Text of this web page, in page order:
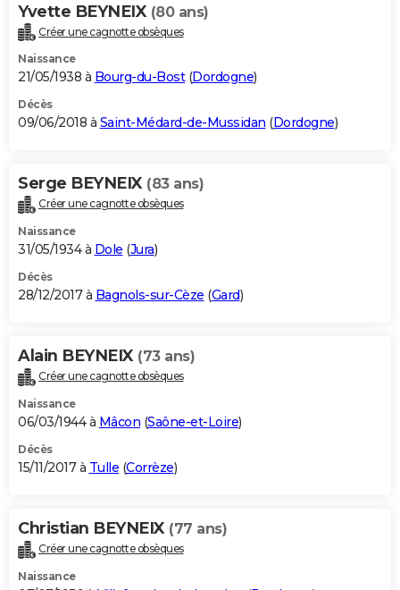
Yvette BEYNEIX (80 ans)
Créer une cagnotte obsèques
Naissance
21/05/1938 à Bourg-du-Bost(Dordogne)
Décès
09/06/2018 à Saint-Médard-de-Mussidan (Dordogne)
Serge BEYNEIX (83 ans)
Créer une cagnotte obsèques
Naissance
31/05/1934 à Dole (Jura)
Décès
28/12/2017 à Bagnols-sur-Cèze (Gard)
Alain BEYNEIX (73 ans)
Créer une cagnotte obsèques
Naissance
06/03/1944 à Mâcon (Saône-et-Loire)
Décès
15/11/2017 à Tulle (Corrèze)
Christian BEYNEIX (77 ans)
Créer une cagnotte obsèques
Naissance